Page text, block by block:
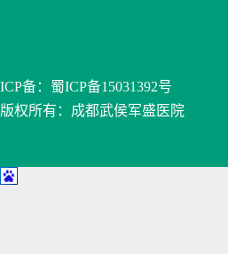
ICP备： 蜀ICP备15031392号
版权所有：成都武侯军盛医院